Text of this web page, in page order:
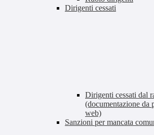
Dirigenti cessati
Dirigenti cessati dal
(documentazione da
web)
Sanzioni per mancata